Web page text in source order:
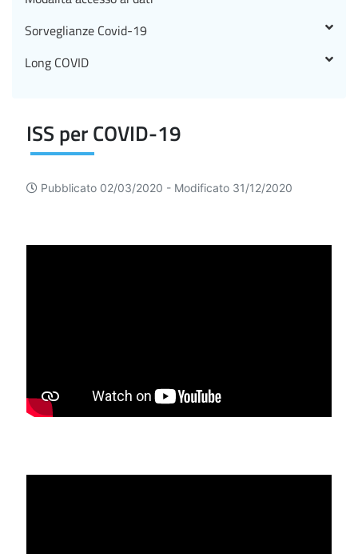
ISS per COVID-19
Pubblicato 02/03/2020 - Modificato 31/12/2020
Sorveglianze Covid-19
Long COVID